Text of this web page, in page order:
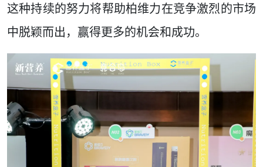
这种持续的努力将帮助柏维力在竞争激烈的市场
中脱颖而出，赢得更多的机会和成功。